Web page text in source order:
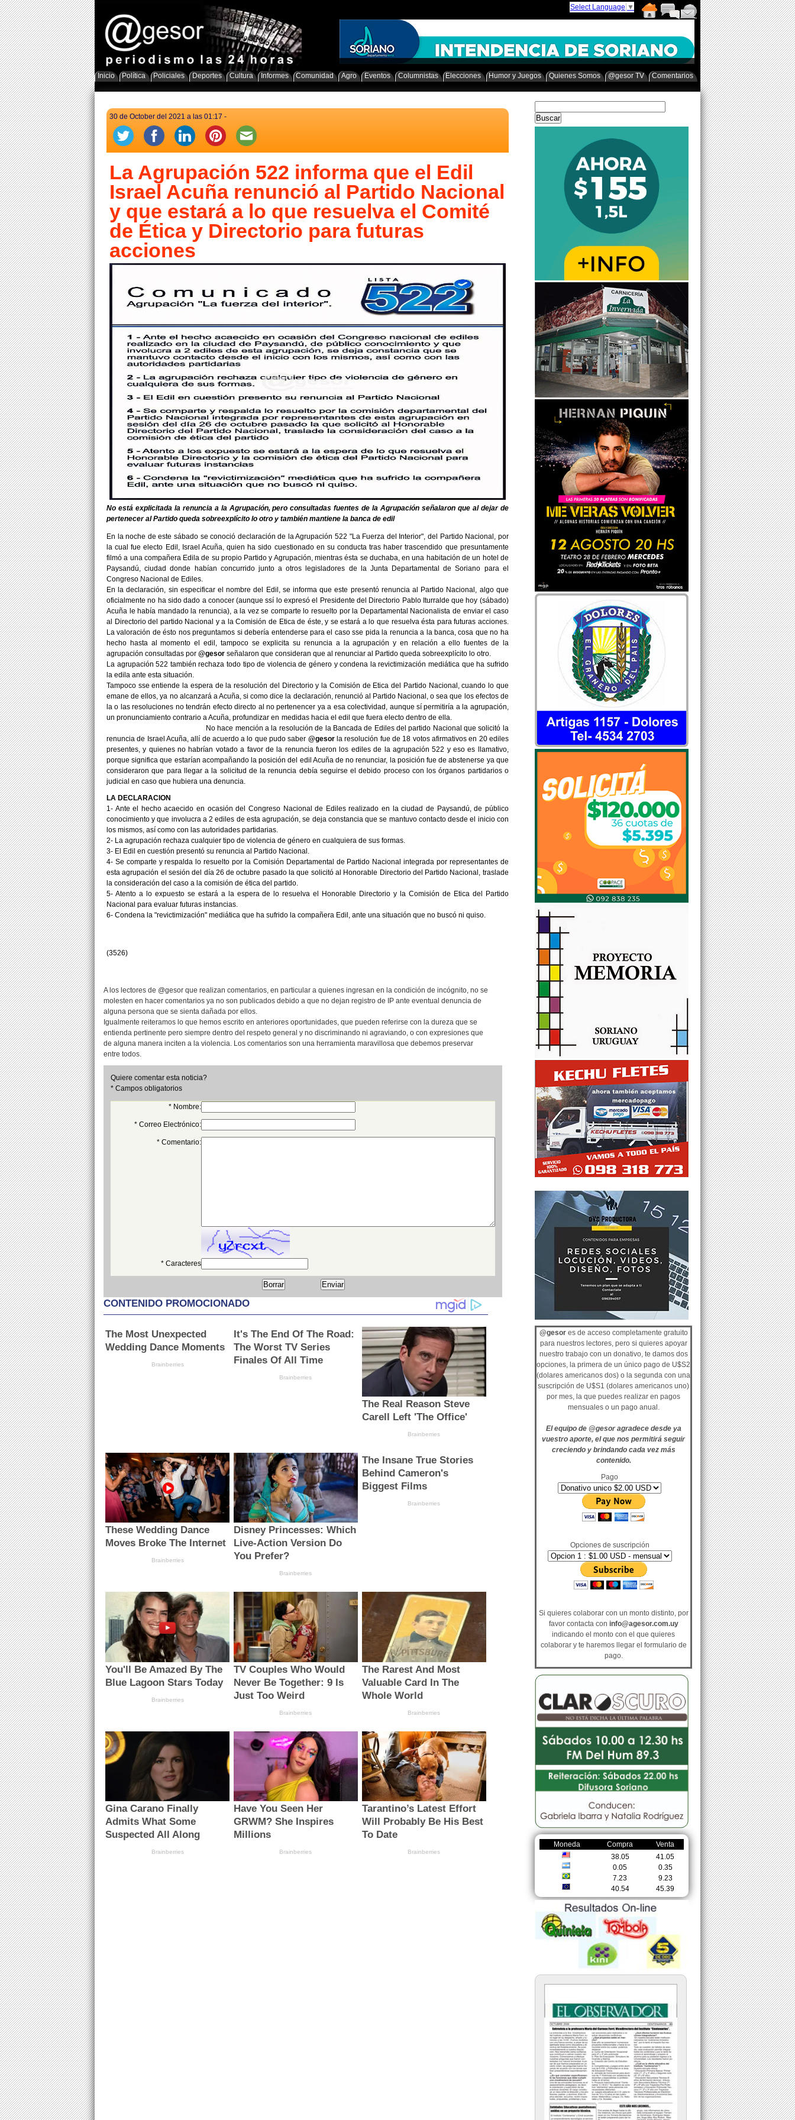
Select Language ▼
Inicio Política Policiales Deportes Cultura Informes Comunidad Agro Eventos Columnistas Elecciones Humor y Juegos Quienes Somos @gesor TV Comentarios
@gesores de acceso completamente gratuito
para nuestros lectores, pero si quieres apoyar
nuestro trabajo con un donativo, te damos dos
opciones, la primera de un único pago de U$S2
(dolares americanos dos) o la segunda con una
suscripción de U$S1 (dolares americanos uno)
por mes, la que puedes realizar en pagos
mensuales o un pago anual.
El equipo de @gesor agradece desde ya
vuestro aporte, el que nos permitirá seguir
creciendo y brindando cada vez más
contenido.
Pago
Opciones de suscripción
Si quieres colaborar con un monto distinto, por
favor contacta con info@agesor.com.uy
indicando el monto con el que quieres
colaborar y te haremos llegar el formulario de
pago.
Moneda Compra
Venta
38.05
41.05
0.05
0.35
7.23
9.23
40.54
45.39
30 de October del 2021 a las 01:17 -
La Agrupación 522 informa que el Edil
Israel Acuña renunció al Partido Nacional
y que estará a lo que resuelva el Comité
de Ética y Directorio para futuras
acciones
No está explicitada la renuncia a la Agrupación, pero consultadas fuentes de la Agrupación señalaron que al dejar de
pertenecer al Partido queda sobreexplícito lo otro y también mantiene la banca de edil
En la noche de este sábado se conoció declaración de la Agrupación 522 "La Fuerza del Interior", del Partido Nacional, por
la cual fue electo Edil, Israel Acuña, quien ha sido cuestionado en su conducta tras haber trascendido que presuntamente
filmó a una compañera Edila de su propio Partido y Agrupación, mientras ésta se duchaba, en una habitación de un hotel de
Paysandú, ciudad donde habían concurrido junto a otros legisladores de la Junta Departamental de Soriano para el
Congreso Nacional de Ediles.
En la declaración, sin especificar el nombre del Edil, se informa que este presentó renuncia al Partido Nacional, algo que
oficialmente no ha sido dado a conocer (aunque ssí lo expresó el Presidente del Directorio Pablo Iturralde que hoy (sábado)
Acuña le había mandado la renuncia), a la vez se comparte lo resuelto por la Departamental Nacionalista de enviar el caso
al Directorio del partido Nacional y a la Comisión de Etica de éste, y se estará a lo que resuelva ésta para futuras acciones.
La valoración de ésto nos preguntamos si debería entenderse para el caso sse pida la renuncia a la banca, cosa que no ha
hecho hasta al momento el edil, tampoco se explicita su renuncia a la agrupación y en relación a ello fuentes de la
agrupación consultadas por @gesor señalaron que consideran que al renunciar al Partido queda sobreexplícito lo otro.
La agrupación 522 también rechaza todo tipo de violencia de género y condena la revictimización mediática que ha sufrido
la edila ante esta situación.
Tampoco sse entiende la espera de la resolución del Directorio y la Comisión de Etica del Partido Nacional, cuando lo que
emane de ellos, ya no alcanzará a Acuña, si como dice la declaración, renunció al Partido Nacional, o sea que los efectos de
la o las resoluciones no tendrán efecto directo al no pertenencer ya a esa colectividad, aunque sí permitiría a la agrupación,
un pronunciamiento contrario a Acuña, profundizar en medidas hacia el edil que fuera electo dentro de ella.
No hace mención a la resolución de la Bancada de Ediles del partido Nacional que solicitó la
renuncia de Israel Acuña, allí de acuerdo a lo que pudo saber @gesorla resolución fue de 18 votos afirmativos en 20 ediles
presentes, y quienes no habrían votado a favor de la renuncia fueron los ediles de la agrupación 522 y eso es llamativo,
porque significa que estarían acompañando la posición del edil Acuña de no renunciar, la posición fue de abstenerse ya que
consideraron que para llegar a la solicitud de la renuncia debía seguirse el debido proceso con los órganos partidarios o
judicial en caso que hubiera una denuncia.
LA DECLARACION
1- Ante el hecho acaecido en ocasión del Congreso Nacional de Ediles realizado en la ciudad de Paysandú, de público
conocimiento y que involucra a 2 ediles de esta agrupación, se deja constancia que se mantuvo contacto desde el inicio con
los mismos, así como con las autoridades partidarias.
2- La agrupación rechaza cualquier tipo de violencia de género en cualquiera de sus formas.
3- El Edil en cuestión presentó su renuncia al Partido Nacional.
4- Se comparte y respalda lo resuelto por la Comisión Departamental de Partido Nacional integrada por representantes de
esta agrupación el sesión del día 26 de octubre pasado la que solicitó al Honorable Directorio del Partido Nacional, traslade
la consideración del caso a la comisión de ética del partido.
5- Atento a lo expuesto se estará a la espera de lo resuelva el Honorable Directorio y la Comisión de Etica del Partido
Nacional para evaluar futuras instancias.
6- Condena la "revictimización" mediática que ha sufrido la compañera Edil, ante una situación que no buscó ni quiso.
(3526)
A los lectores de @gesor que realizan comentarios, en particular a quienes ingresan en la condición de incógnito, no se
molesten en hacer comentarios ya no son publicados debido a que no dejan registro de IP ante eventual denuncia de
alguna persona que se sienta dañada por ellos.
Igualmente reiteramos lo que hemos escrito en anteriores oportunidades, que pueden referirse con la dureza que se
entienda pertinente pero siempre dentro del respeto general y no discriminando ni agraviando, o con expresiones que
de alguna manera inciten a la violencia. Los comentarios son una herramienta maravillosa que debemos preservar
entre todos.
Quiere comentar esta noticia?
* Campos obligatorios
* Nombre:
* Correo Electrónico:
* Comentario:
* Caracteres